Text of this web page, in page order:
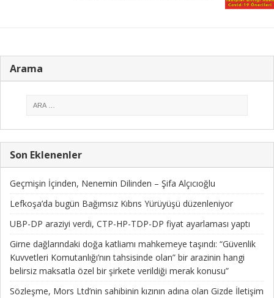
Arama
Son Eklenenler
Geçmişin İçinden, Nenemin Dilinden – Şifa Alçıcıoğlu
Lefkoşa’da bugün Bağımsız Kıbrıs Yürüyüşü düzenleniyor
UBP-DP araziyi verdi, CTP-HP-TDP-DP fiyat ayarlaması yaptı
Girne dağlarındaki doğa katliamı mahkemeye taşındı: “Güvenlik
Kuvvetleri Komutanlığı’nın tahsisinde olan” bir arazinin hangi
belirsiz maksatla özel bir şirkete verildiği merak konusu”
Sözleşme, Mors Ltd’nin sahibinin kızının adına olan Gizde İletişim